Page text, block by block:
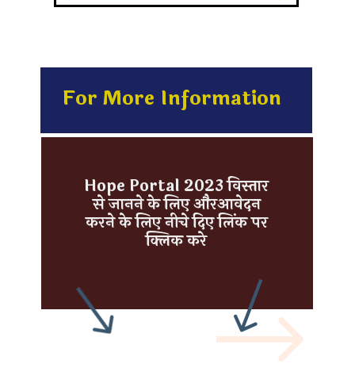
For More Information
Hope Portal 2023 विस्तार
से जानने के लिए औरआवेदन
करने के लिए नीचे दिए लिंक पर
क्लिक करे